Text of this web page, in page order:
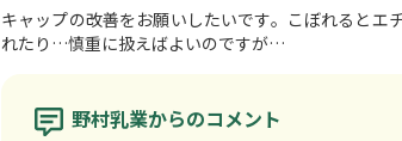
キャップの改善をお願いしたいです。こぼれるとエ
れたり…慎重に扱えばよいのですが…
野村乳業からのコメント